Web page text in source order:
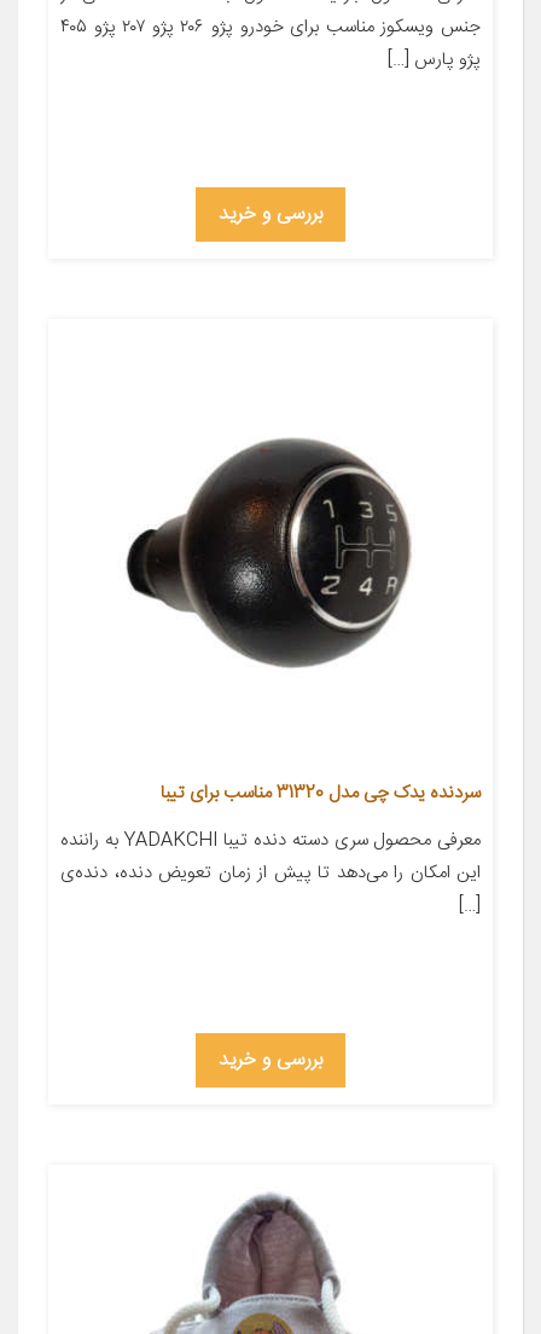
جنس ویسکوز مناسب برای خودرو پژو ۲۰۶ پژو ۲۰۷ پژو ۴۰۵
پژو پارس […]
بررسی و خرید
سردنده یدک چی مدل 31320 مناسب برای تیبا
معرفی محصول سری دسته دنده تیبا YADAKCHI به راننده
این امکان را می‌دهد تا پیش از زمان تعویض دنده، دنده‌ی
[…]
بررسی و خرید